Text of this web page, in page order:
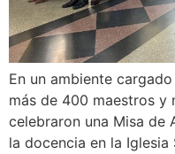
En un ambiente
más de 400 maestros y
celebraron una Misa de
la docencia en la